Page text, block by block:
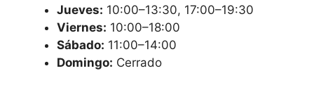
Jueves: 10:00–13:30, 17:00–19:30
Viernes: 10:00–18:00
Sábado: 11:00–14:00
Domingo: Cerrado